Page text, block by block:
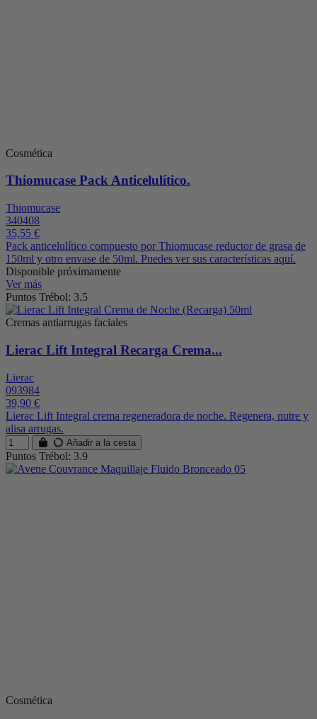
Cosmética
Thiomucase Pack Anticelulítico.
Thiomucase
340408
35,55 €
Pack anticelulítico compuesto por Thiomucase reductor de grasa de
150ml y otro envase de 50ml. Puedes ver sus características aquí.
Disponible próximamente
Ver más
Puntos Trébol: 3.5
Cremas antiarrugas faciales
Lierac Lift Integral Recarga Crema...
Lierac
093984
39,90 €
Lierac Lift Integral crema regeneradora de noche. Regenera, nutre y
alisa arrugas.
Añadir a la cesta
Puntos Trébol: 3.9
Cosmética